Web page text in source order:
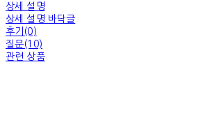
상세 설명
상세 설명 바닥글
후기(0)
질문(10)
관련 상품